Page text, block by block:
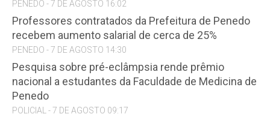
PENEDO - 7 DE AGOSTO 16:02
Professores contratados da Prefeitura de Penedo
recebem aumento salarial de cerca de 25%
PENEDO - 7 DE AGOSTO 14:30
Pesquisa sobre pré-eclâmpsia rende prêmio
nacional a estudantes da Faculdade de Medicina de
Penedo
POLICIAL - 7 DE AGOSTO 09:17